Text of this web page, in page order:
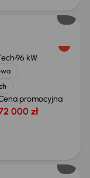
96 kW
promocyjna
000 zł